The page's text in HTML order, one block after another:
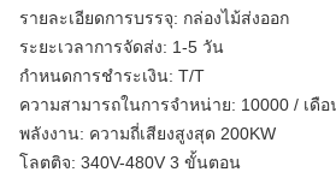
รายละเอียดการบรรจุ: กล่องไม้ส่งออก
ระยะเวลาการจัดส่ง: 1-5 วัน
กําหนดการชําระเงิน: T/T
ความสามารถในการจําหน่าย: 10000 / เดือ
พลังงาน: ความถี่เสียงสูงสุด 200KW
โลตติจ: 340V-480V 3 ขั้นตอน